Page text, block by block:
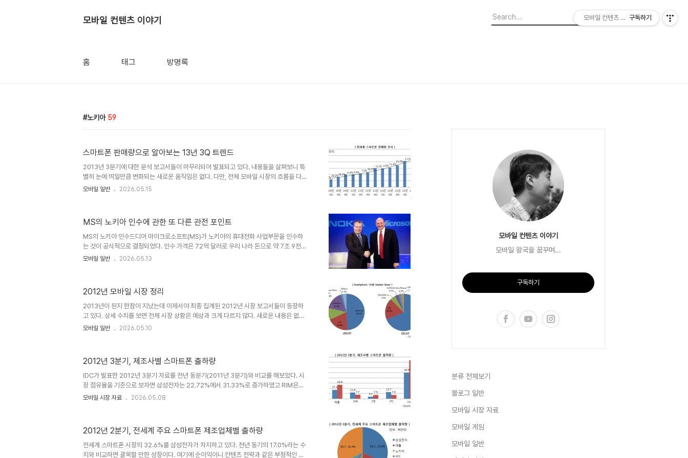
모바일 컨텐츠 이야기
홈 태그 방명록
노키아 59
스마트폰 판매량으로 알아보는 13년 3Q 트렌드
2013년 3분기에 대한 분석 보고서들이 마무리되어 발표되고 있다. 내용들을 살펴보니 특
별히 눈에 띄일만큼 변화되는 새로운 움직임은 없다. 다만, 전체 모바일 시장의 흐름을 다시
한번 확인할 수 있는 내용들이 있어 이 공간을 활용해 정리해볼까 한다. 주요한 흐름 5가지
폰 판매량은 2억5,020만 대로, 작년 동기 대비 45.8% 증가했다. 분기별 판매량 증가율을
살펴보니 '포화상태'라고 할 수 있을만한 분위기는 찾아볼 수 없다.대상을 좁혀..
모바일 일반 2026.05.15
MS의 노키아 인수에 관한 또 다른 관전 포인트
MS의 노키아 인수드디어 마이크로소프트(MS)가 노키아의 휴대전화 사업부문을 인수하
는 것이 공식적으로 결정되었다. 인수 가격은 72억 달러로 우리 나라 돈으로 약 7조 9천억
원 규모이다. 제조부문 외에도 노키아가 보유한 특허를 마이크로소프트가 10년간 사용할
'SW + HW의 결합'과 같은 거시적인 트렌드부터 향후 전망까지 매우 다양하다.이미 중요
한 이야기는 넘쳐나고 있으니 굳이 이 공간에 생각을 따로 정리해야 할 필요를 느끼지는 못
하겠다. 다만, 조..
모바일 일반 2026.05.13
2012년 모바일 시장 정리
2013년이 된지 한참이 지났는데 이제서야 최종 집계된 2012년 시장 보고서들이 등장하
고 있다. 상세 수치를 보면 전체 시장 상황은 예상과 크게 다르지 않다. 새로운 내용은 없지
만 개인적인 기록을 위해 주요 항목을 중심으로 2012년 모바일 시장을 정리해보고자 한다.
한 스마트폰은 총 4.9억만대로 전체의 68.8%를 차지했다. 2011년 Android의 비중은
49.2%였다. Android는 과거 Symbian의 시..
모바일 일반 2026.05.10
2012년 3분기, 제조사별 스마트폰 출하량
IDC가 발표한 2012년 3분기 자료를 전년 동분기(2011년 3분기)와 비교를 해보았다. 시
장 점유율을 기준으로 보자면 삼성전자는 22.72%에서 31.33%로 증가하였고 RIM은
9.54%에서 4.28%로 크게 감소하였다. HTC 역시 10.27%에서 4.06%로 시장 지배력
최근 LG전자가 상승세를 보이고 있어 HTC를 밀어내고 Top 5로 다시 들어올 수도 있을
것 같다.참고로, 시장조사기관 스트래터지애널리틱스(SA..
모바일 시장 자료 2026.05.08
2012년 2분기, 전세계 주요 스마트폰 제조업체별 출하량
전세계 스마트폰 시장의 32.6%를 삼성전자가 차지하고 있다. 전년 동기의 17.0%라는 수
치와 비교하면 괄목할 만한 성장이다. 여기에 순이익이니 컨텐츠 전략과 같은 부정적인 잣
모바일 컨텐츠 이야기
모바일 왕국을 꿈꾸며...
구독하기
분류 전체보기
블로그 일반
모바일 시장 자료
모바일 게임
모바일 일반
모바일 컨텐츠 이야기구독하기